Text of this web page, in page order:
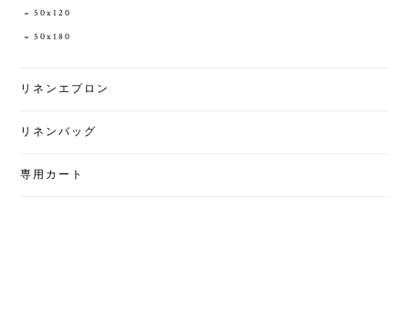
50x120
50x180
リネンエプロン
リネンバッグ
専用カート